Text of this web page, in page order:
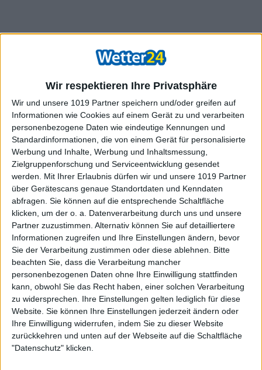
Wir respektieren Ihre Privatsphäre
Wir und unsere 1019 Partner speichern und/oder greifen auf
Informationen wie Cookies auf einem Gerät zu und verarbeiten
personenbezogene Daten wie eindeutige Kennungen und
Standardinformationen, die von einem Gerät für personalisierte
Werbung und Inhalte, Werbung und Inhaltsmessung,
Zielgruppenforschung und Serviceentwicklung gesendet
werden.
Mit Ihrer Erlaubnis dürfen wir und unsere 1019 Partner
über Gerätescans genaue Standortdaten und Kenndaten
abfragen. Sie können auf die entsprechende Schaltfläche
klicken, um der o. a. Datenverarbeitung durch uns und unsere
Partner zuzustimmen. Alternativ können Sie auf detailliertere
Informationen zugreifen und Ihre Einstellungen ändern, bevor
Sie der Verarbeitung zustimmen oder diese ablehnen.
Bitte
beachten Sie, dass die Verarbeitung mancher
personenbezogenen Daten ohne Ihre Einwilligung stattfinden
kann, obwohl Sie das Recht haben, einer solchen Verarbeitung
zu widersprechen. Ihre Einstellungen gelten lediglich für diese
Website. Sie können Ihre Einstellungen jederzeit ändern oder
Ihre Einwilligung widerrufen, indem Sie zu dieser Website
zurückkehren und unten auf der Webseite auf die Schaltfläche
"Datenschutz" klicken.